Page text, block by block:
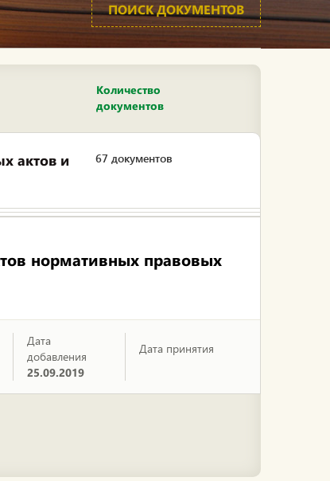
ПОИСК ДОКУМЕНТОВ
Количество
документов
актов и
67 документов
нормативных правовых
Дата
добавления
25.09.2019
Дата принятия